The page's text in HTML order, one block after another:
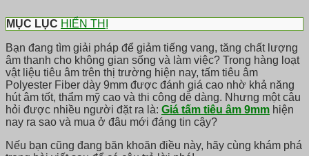
MỤC LỤC HIỂN THỊ
Bạn đang tìm giải pháp để giảm tiếng vang, tăng chất lượng
âm thanh cho không gian sống và làm việc? Trong hàng loạt
vật liệu tiêu âm trên thị trường hiện nay, tấm tiêu âm
Polyester Fiber dày 9mm được đánh giá cao nhờ khả năng
hút âm tốt, thẩm mỹ cao và thi công dễ dàng. Nhưng một câu
hỏi được nhiều người đặt ra là: Giá tấm tiêu âm 9mm hiện
nay ra sao và mua ở đâu mới đáng tin cậy?
Nếu bạn cũng đang băn khoăn điều này, hãy cùng khám phá